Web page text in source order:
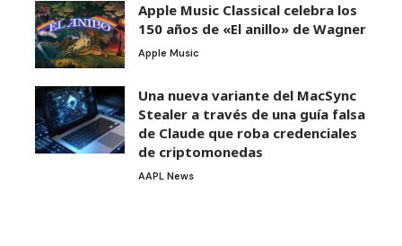
Apple Music Classical celebra los
150 años de «El anillo» de Wagner
Apple Music
Una nueva variante del MacSync
Stealer a través de una guía falsa
de Claude que roba credenciales
de criptomonedas
AAPL News